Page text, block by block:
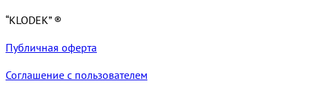
“KLODEK” ®
Публичная оферта
Соглашение с пользователем